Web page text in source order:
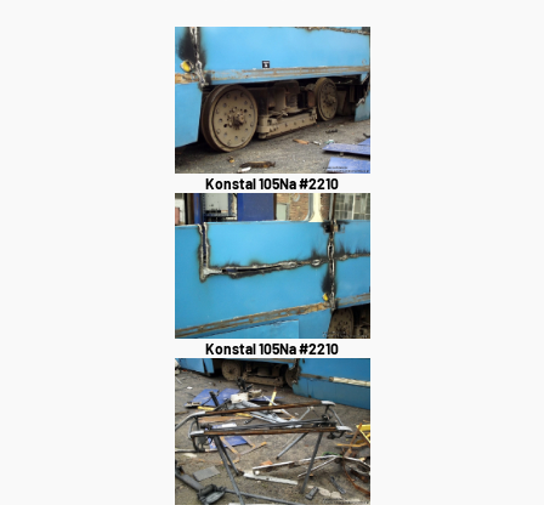
Konstal 105Na #2210
Konstal 105Na #2210